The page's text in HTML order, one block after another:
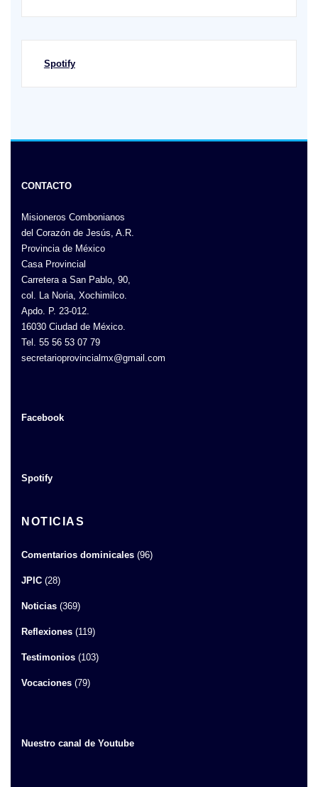
Spotify
CONTACTO
Misioneros Combonianos
del Corazón de Jesús, A.R.
Provincia de México
Casa Provincial
Carretera a San Pablo, 90,
col. La Noria, Xochimilco.
Apdo. P. 23-012.
16030 Ciudad de México.
Tel. 55 56 53 07 79
secretarioprovincialmx@gmail.com
Facebook
Spotify
NOTICIAS
Comentarios dominicales (96)
JPIC (28)
Noticias (369)
Reflexiones (119)
Testimonios (103)
Vocaciones (79)
Nuestro canal de Youtube